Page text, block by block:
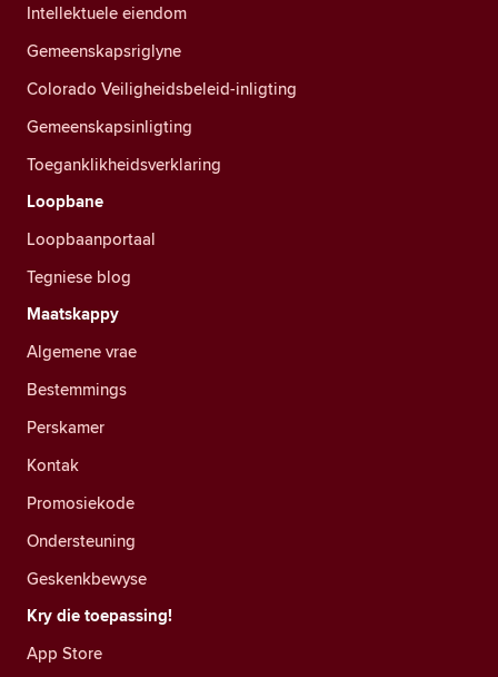
Intellektuele eiendom
Gemeenskapsriglyne
Colorado Veiligheidsbeleid-inligting
Gemeenskapsinligting
Toeganklikheidsverklaring
Loopbane
Loopbaanportaal
Tegniese blog
Maatskappy
Algemene vrae
Bestemmings
Perskamer
Kontak
Promosiekode
Ondersteuning
Geskenkbewyse
Kry die toepassing!
App Store